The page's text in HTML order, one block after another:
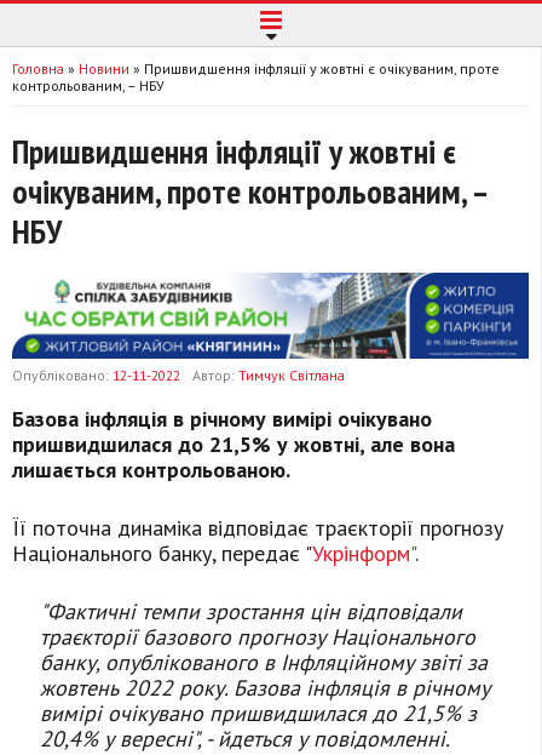
Головна » Новини » Пришвидшення інфляції у жовтні є очікуваним, проте
контрольованим, – НБУ
Пришвидшення інфляції у жовтні є
очікуваним, проте контрольованим, –
НБУ
Опубліковано: 12-11-2022 Автор: Тимчук Світлана
Базова інфляція в річному вимірі очікувано
пришвидшилася до 21,5% у жовтні, але вона
лишається контрольованою.
Її поточна динаміка відповідає траєкторії прогнозу
Національного банку, передає "Укрінформ".
"Фактичні темпи зростання цін відповідали
траєкторії базового прогнозу Національного
банку, опублікованого в Інфляційному звіті за
жовтень 2022 року. Базова інфляція в річному
вимірі очікувано пришвидшилася до 21,5% з
20,4% у вересні", - йдеться у повідомленні.